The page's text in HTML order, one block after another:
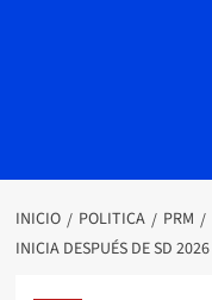
INICIO POLITICA PRM
INICIA DESPUÉS DE SD 2026